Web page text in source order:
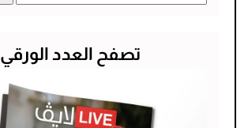
عن:
تصفح العدد الورقي